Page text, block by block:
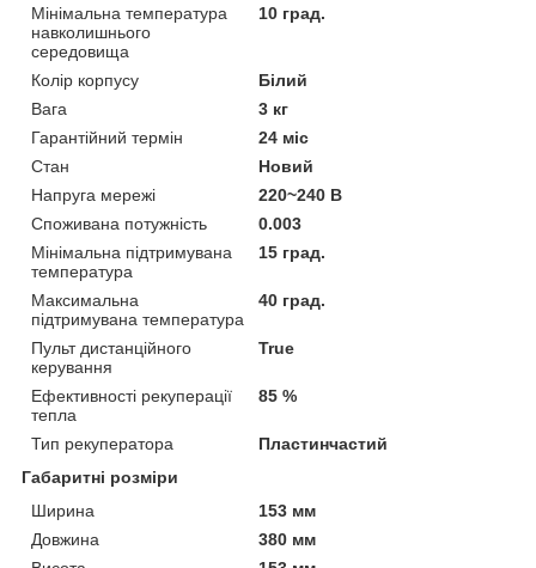
Мінімальна температура
навколишнього
середовища
10 град.
Колір корпусу
Білий
Вага
3 кг
Гарантійний термін
24 міс
Стан
Новий
Напруга мережі
220~240 В
Споживана потужність
0.003
Мінімальна підтримувана
температура
15 град.
Максимальна
підтримувана температура
40 град.
Пульт дистанційного
керування
True
Ефективності рекуперації
тепла
85 %
Тип рекуператора
Пластинчастий
Габаритні розміри
Ширина
153 мм
Довжина
380 мм